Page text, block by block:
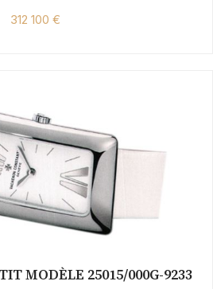
312 100 €
MODÈLE 25015/000G-9233